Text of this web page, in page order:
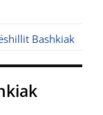
Bashkiak